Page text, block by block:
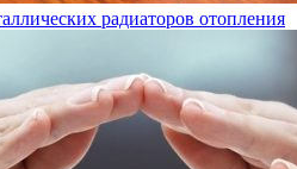
радиаторов отопления